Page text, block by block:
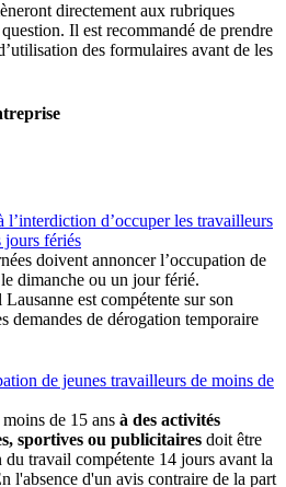
directement aux rubriques
Il est recommandé de prendre
des formulaires avant de les
l’interdiction d’occuper les travailleurs
jours fériés
doivent annoncer l’occupation de
dimanche ou un jour férié.
est compétente sur son
demandes de dérogation temporaire
de jeunes travailleurs de moins de
de 15 ans à des activités
sportives ou publicitaires doit être
du travail compétente 14 jours avant la
l'absence d'un avis contraire de la part